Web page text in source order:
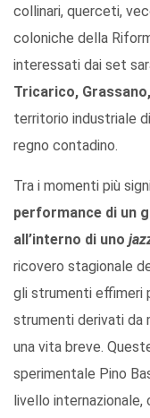
collinari, querceti,
coloniche della
interessati dai set
Tricarico,
territorio industriale di
regno contadino.
Tra i momenti più
performance di un
all’interno di uno
ricovero stagionale
gli strumenti effimeri
strumenti derivati da
una vita breve.
sperimentale Pino
livello